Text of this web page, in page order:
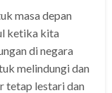
masa depan
ketika kita
di negara
melindungi dan
tetap lestari dan